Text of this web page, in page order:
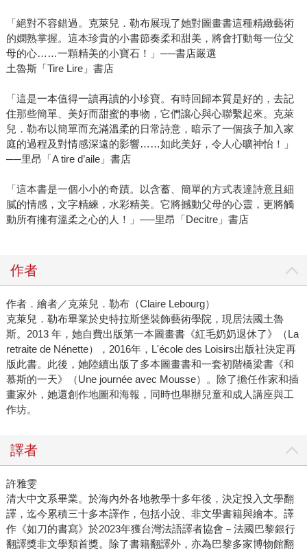
「絕對不容錯過。克萊兒．勒布展現了她對圖畫書這種精緻藝術
的嫻熟掌握。這本珍貴的小書節奏柔和甜美，將會打動每一位父
母的心……一顆精美的小寶石！」──書店嚴選
土魯斯「Tire Lire」書店
「這是一本值得一讀再讀的小珍寶。有時回歸本質是好的，去記
住那些簡單、美好而甜蜜的事物，它們讓心與心聯繫起來。克萊
兒．勒布以簡單而充滿溫柔的日常詩意，暗示了一個孩子加入家
庭的過程及對情感深遠的影響……如此美好，令人心曠神怡！」
──里昂「A tire d’aile」書店
「這本書是一個小小的奇蹟。以含蓄、簡單的方式表達詩意且細
膩的情感，文字精練，水彩精美。它將撼動父母的心靈，更將觸
動所有擁有溫柔之心的人！」──里昂「Decitre」書店
作者
作者．繪者／克萊兒．勒布（Claire Lebourg）
克萊兒．勒布畢業於史特拉斯堡裝飾藝術學院，現居法國土魯
斯。2013 年，她自費出版第一本圖畫書《紅毛奶奶退休了》（La
retraite de Nénette），2016年，L'école des Loisirs出版社決定再
版此書。此後，她陸續出版了多本圖畫書和一套初階橋梁書《和
慕斯的一天》（Une journée avec Mousse）。除了擔任作家和插
畫家外，她還創作地圖和海報，同時也舉辦兒童和成人講座與工
作坊。
譯者
許雅雯
清大中文系畢業。於海內外各地教學十多年後，決定投入文學翻
譯，迄今累積三十多本譯作，包括小說、非文學書籍與繪本。譯
作《如刀的書寫》於2023年獲台灣法語譯者協會－法國巴黎銀行
翻譯獎非文學類首獎。除了書籍翻譯外，亦為巴黎多家博物館翻